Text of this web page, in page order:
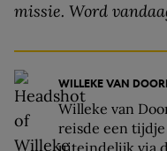
missie. Word
WILLEKE VAN
Willeke van
reisde een